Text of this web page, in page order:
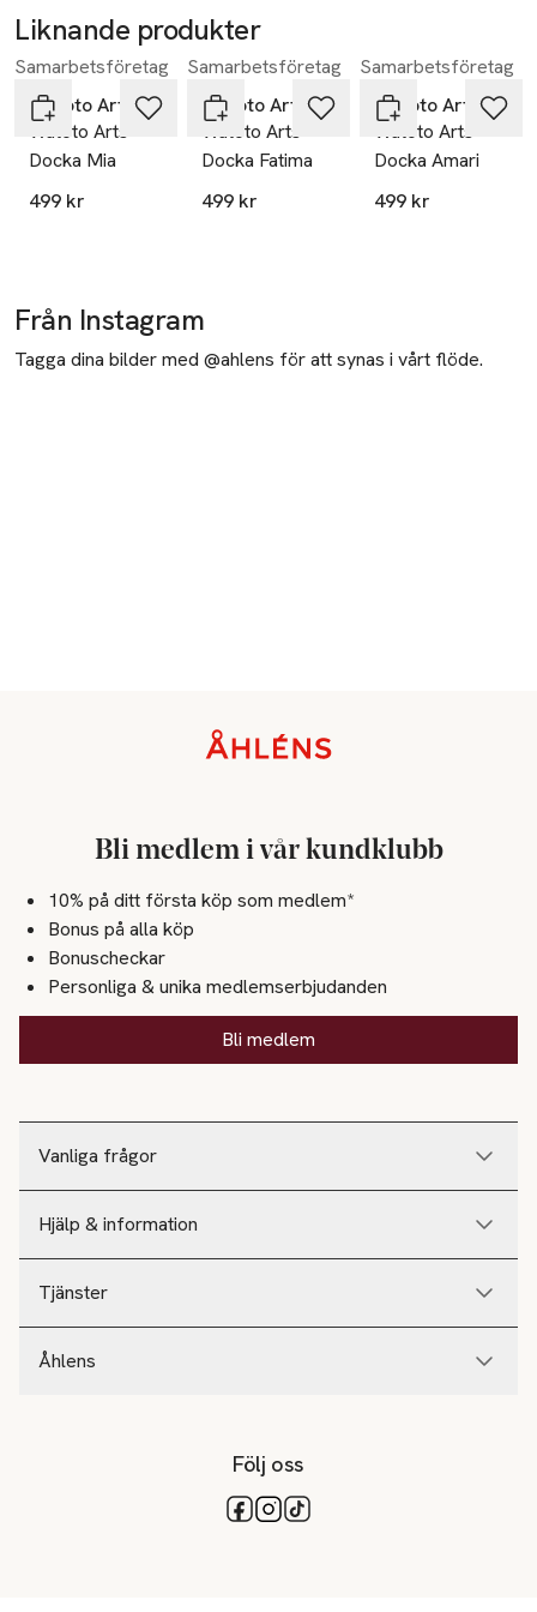
Liknande produkter
Hoppa över bildspelet
Samarbetsföretag
Watoto Arts
Watoto Arts
Docka Mia
499 kr
Samarbetsföretag
Watoto Arts
Watoto Arts
Docka Fatima
499 kr
Samarbetsföretag
Watoto Arts
Watoto Arts
Docka Amari
499 kr
Från Instagram
Tagga dina bilder med @ahlens för att synas i vårt flöde.
Vanliga frågor
Hjälp & information
Tjänster
Åhlens
Bli medlem i vår kundklubb
10% på ditt första köp som medlem*
Bonus på alla köp
Bonuscheckar
Personliga & unika medlemserbjudanden
Bli medlem
Följ oss